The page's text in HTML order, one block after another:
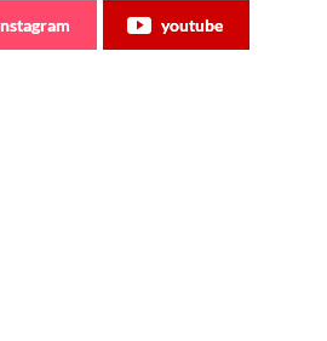
youtube